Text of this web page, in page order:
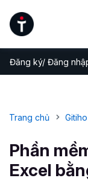
Đăng ký/ Đăng
Trang chủ
Phần
Excel